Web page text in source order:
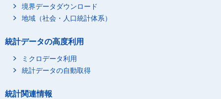
境界データダウンロード
地域（社会・人口統計体系）
統計データの高度利用
ミクロデータ利用
統計データの自動取得
統計関連情報